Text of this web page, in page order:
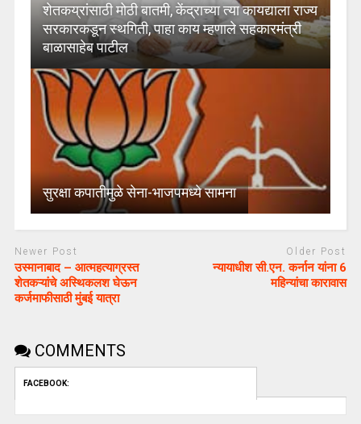
शेतकय्रांसाठी मोठी बातमी, केंद्राच्या त्या कायद्याला राज्य
सरकारकडून स्थगिती, पाहा काय म्हणाले सहकारमंत्री
बाळासाहेब पाटील
सुरक्षा कपातीमुळे सेना-भाजपमध्ये सामना
Newer Post
उस्मानाबाद – आत्महत्याग्रस्त
शेतकऱ्यांचे अस्थिकलश घेऊन
कर्जमाफीसाठी मुंबई यात्रा
Older Post
न्यायाधीश सी.एन. कर्नान यांना 6
महिन्यांचा कारावास
COMMENTS
FACEBOOK: